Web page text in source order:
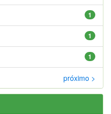
1
1
1
próximo >